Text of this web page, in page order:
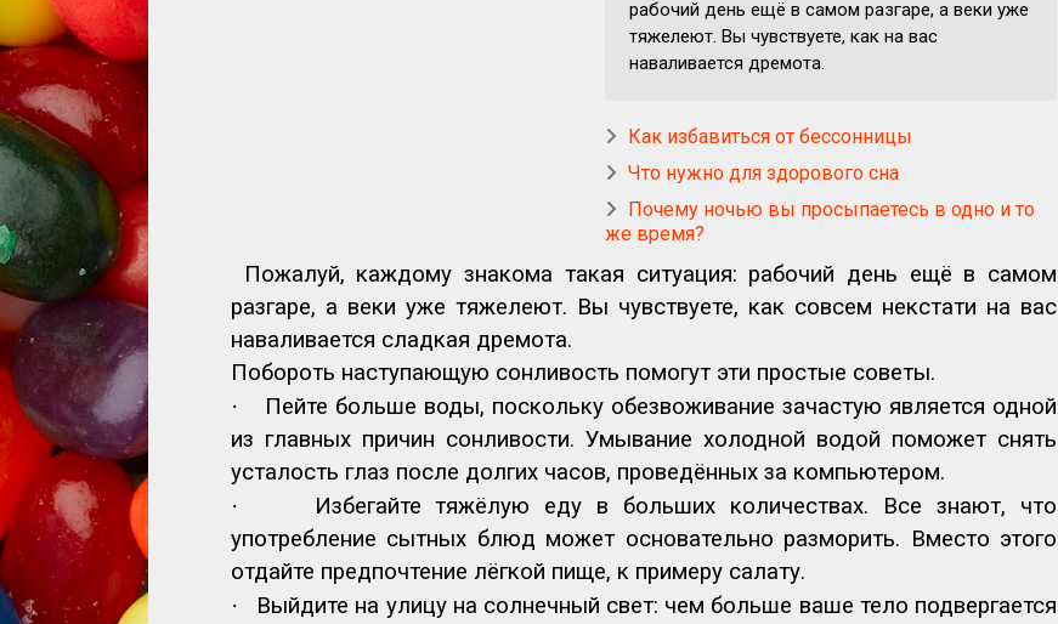
рабочий день ещё в самом разгаре, а веки уже
тяжелеют. Вы чувствуете, как на вас
наваливается дремота.
Как избавиться от бессонницы
Что нужно для здорового сна
Почему ночью вы просыпаетесь в одно и то
же время?
Пожалуй, каждому знакома такая ситуация: рабочий день ещё в самом
разгаре, а веки уже тяжелеют. Вы чувствуете, как совсем некстати на вас
наваливается сладкая дремота.
Побороть наступающую сонливость помогут эти простые советы.
·
Пейте больше воды, поскольку обезвоживание зачастую является одной
из главных причин сонливости. Умывание холодной водой поможет снять
усталость глаз после долгих часов, проведённых за компьютером.
·
Избегайте тяжёлую еду в больших количествах. Все знают, что
употребление сытных блюд может основательно разморить. Вместо этого
отдайте предпочтение лёгкой пище, к примеру салату.
·
Выйдите на улицу на солнечный свет: чем больше ваше тело подвергается